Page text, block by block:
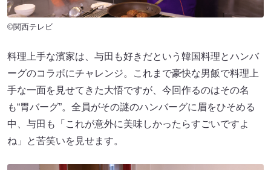
©関西テレビ
料理上手な濱家は、与田も好きだという韓国料理とハンバ
ーグのコラボにチャレンジ。これまで豪快な男飯で料理上
手な一面を見せてきた大悟ですが、今回作るのはその名
も“胃バーグ”。全員がその謎のハンバーグに眉をひそめる
中、与田も「これが意外に美味しかったらすごいですよ
ね」と苦笑いを見せます。